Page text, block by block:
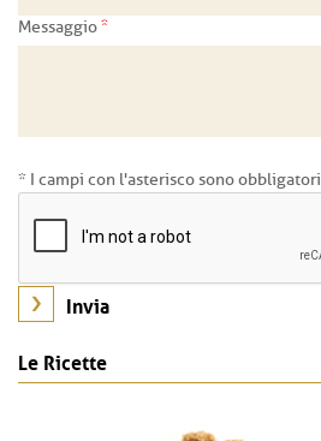
Messaggio*
* I campi con l'asterisco sono obbligatori
Le Ricette